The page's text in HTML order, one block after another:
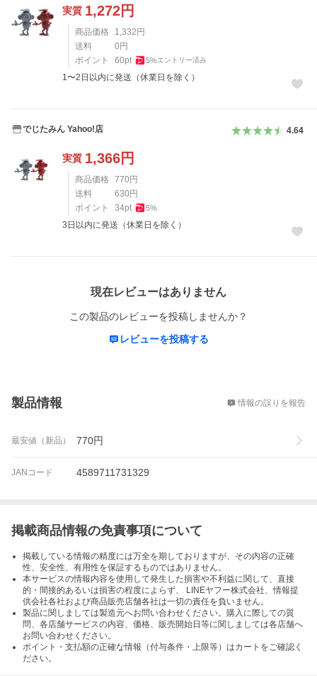
実質 1,272円
商品価格 1,332 円
送料
0 円
ポイント
60pt 5%エントリー済み
1〜2日以内に発送（休業日を除く）
でじたみん Yahoo!店 4.64
実質 1,366円
商品価格 770 円
送料
630 円
ポイント
34pt 5%
3日以内に発送（休業日を除く）
現在レビューはありません
この製品のレビューを投稿しませんか？
レビューを投稿する
製品情報 情報の誤りを報告
最安値（新品） 770円
JANコード 4589711731329
掲載商品情報の免責事項について
掲載している情報の精度には万全を期しておりますが、その内容の正確
性、安全性、有用性を保証するものではありません。
本サービスの情報内容を使用して発生した損害や不利益に関して、直接
的・間接的あるいは損害の程度によらず、 LINEヤフー株式会社、情報提
供会社各社および商品販売店舗各社は一切の責任を負いません。
製品に関しましては製造元へお問い合わせください。購入に際しての質
問、各店舗サービスの内容、価格、販売開始日等に関しましては各店舗へ
お問い合わせください。
ポイント・支払額の正確な情報（付与条件・上限等）はカートをご確認く
ださい。